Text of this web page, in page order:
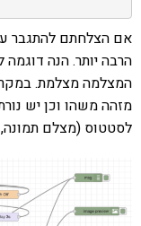
הרבה יותר. הנה
המצלמה מצלמת.
מזהה משהו וכן יש
לסטטוס (מצלם תמונה,